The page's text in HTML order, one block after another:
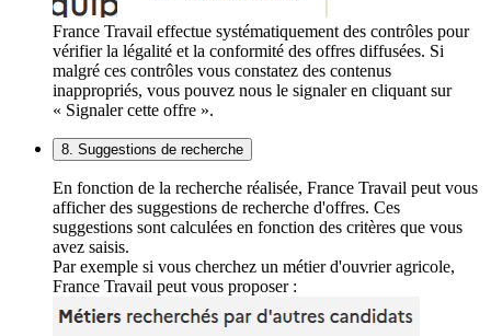
France Travail effectue systématiquement des contrôles pour
vérifier la légalité et la conformité des offres diffusées. Si
malgré ces contrôles vous constatez des contenus
inappropriés, vous pouvez nous le signaler en cliquant sur
« Signaler cette offre ».
8. Suggestions de recherche
En fonction de la recherche réalisée, France Travail peut vous
afficher des suggestions de recherche d'offres. Ces
suggestions sont calculées en fonction des critères que vous
avez saisis.
Par exemple si vous cherchez un métier d'ouvrier agricole,
France Travail peut vous proposer :